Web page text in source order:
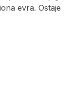
evra. Ostaje